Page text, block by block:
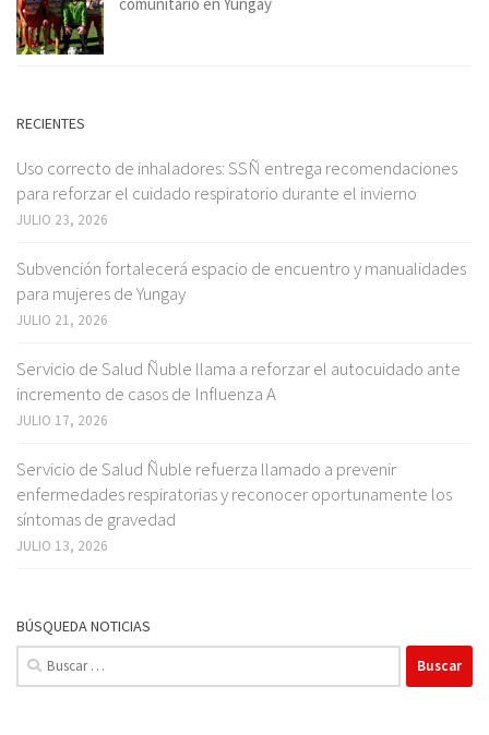
RECIENTES
Uso correcto de inhaladores: SSÑ entrega recomendaciones
para reforzar el cuidado respiratorio durante el invierno
JULIO 23, 2026
Subvención fortalecerá espacio de encuentro y manualidades
para mujeres de Yungay
JULIO 21, 2026
Servicio de Salud Ñuble llama a reforzar el autocuidado ante
incremento de casos de Influenza A
JULIO 17, 2026
Servicio de Salud Ñuble refuerza llamado a prevenir
enfermedades respiratorias y reconocer oportunamente los
síntomas de gravedad
JULIO 13, 2026
BÚSQUEDA NOTICIAS
Buscar: